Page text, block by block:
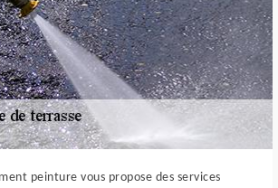
peinture vous propose des services